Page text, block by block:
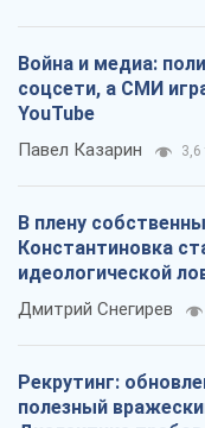
Война и медиа:
соцсети, а СМИ
YouTube
Павел Казарин 3,6
В плену
Константиновка
идеологической
российских
Дмитрий Снегирев
Рекрутинг:
полезный